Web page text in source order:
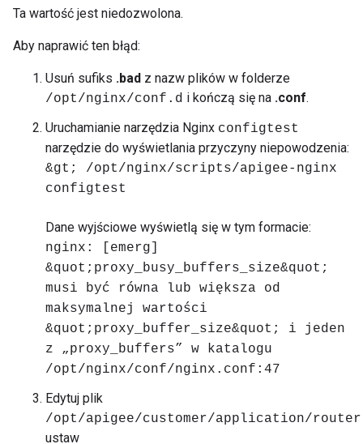
Ta wartość jest niedozwolona.
Aby naprawić ten błąd:
Usuń sufiks .bad z nazw plików w folderze
/opt/nginx/conf.d i kończą się na .conf.
Uruchamianie narzędzia Nginx configtest
narzędzie do wyświetlania przyczyny niepowodzenia:
&gt; /opt/nginx/scripts/apigee-nginx
configtest
Dane wyjściowe wyświetlą się w tym formacie:
nginx: [emerg]
&quot;proxy_busy_buffers_size&quot;
musi być równa lub większa od
maksymalnej wartości
&quot;proxy_buffer_size&quot; i jeden
z „proxy_buffers” w katalogu
/opt/nginx/conf/nginx.conf:47
Edytuj plik
/opt/apigee/customer/application/
ustaw